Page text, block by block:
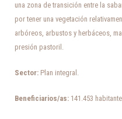
una zona de transición entre la
por tener una vegetación
arbóreos, arbustos y herbáceos,
presión pastoril.
Sector: Plan integral.
Beneficiarios/as: 141.453